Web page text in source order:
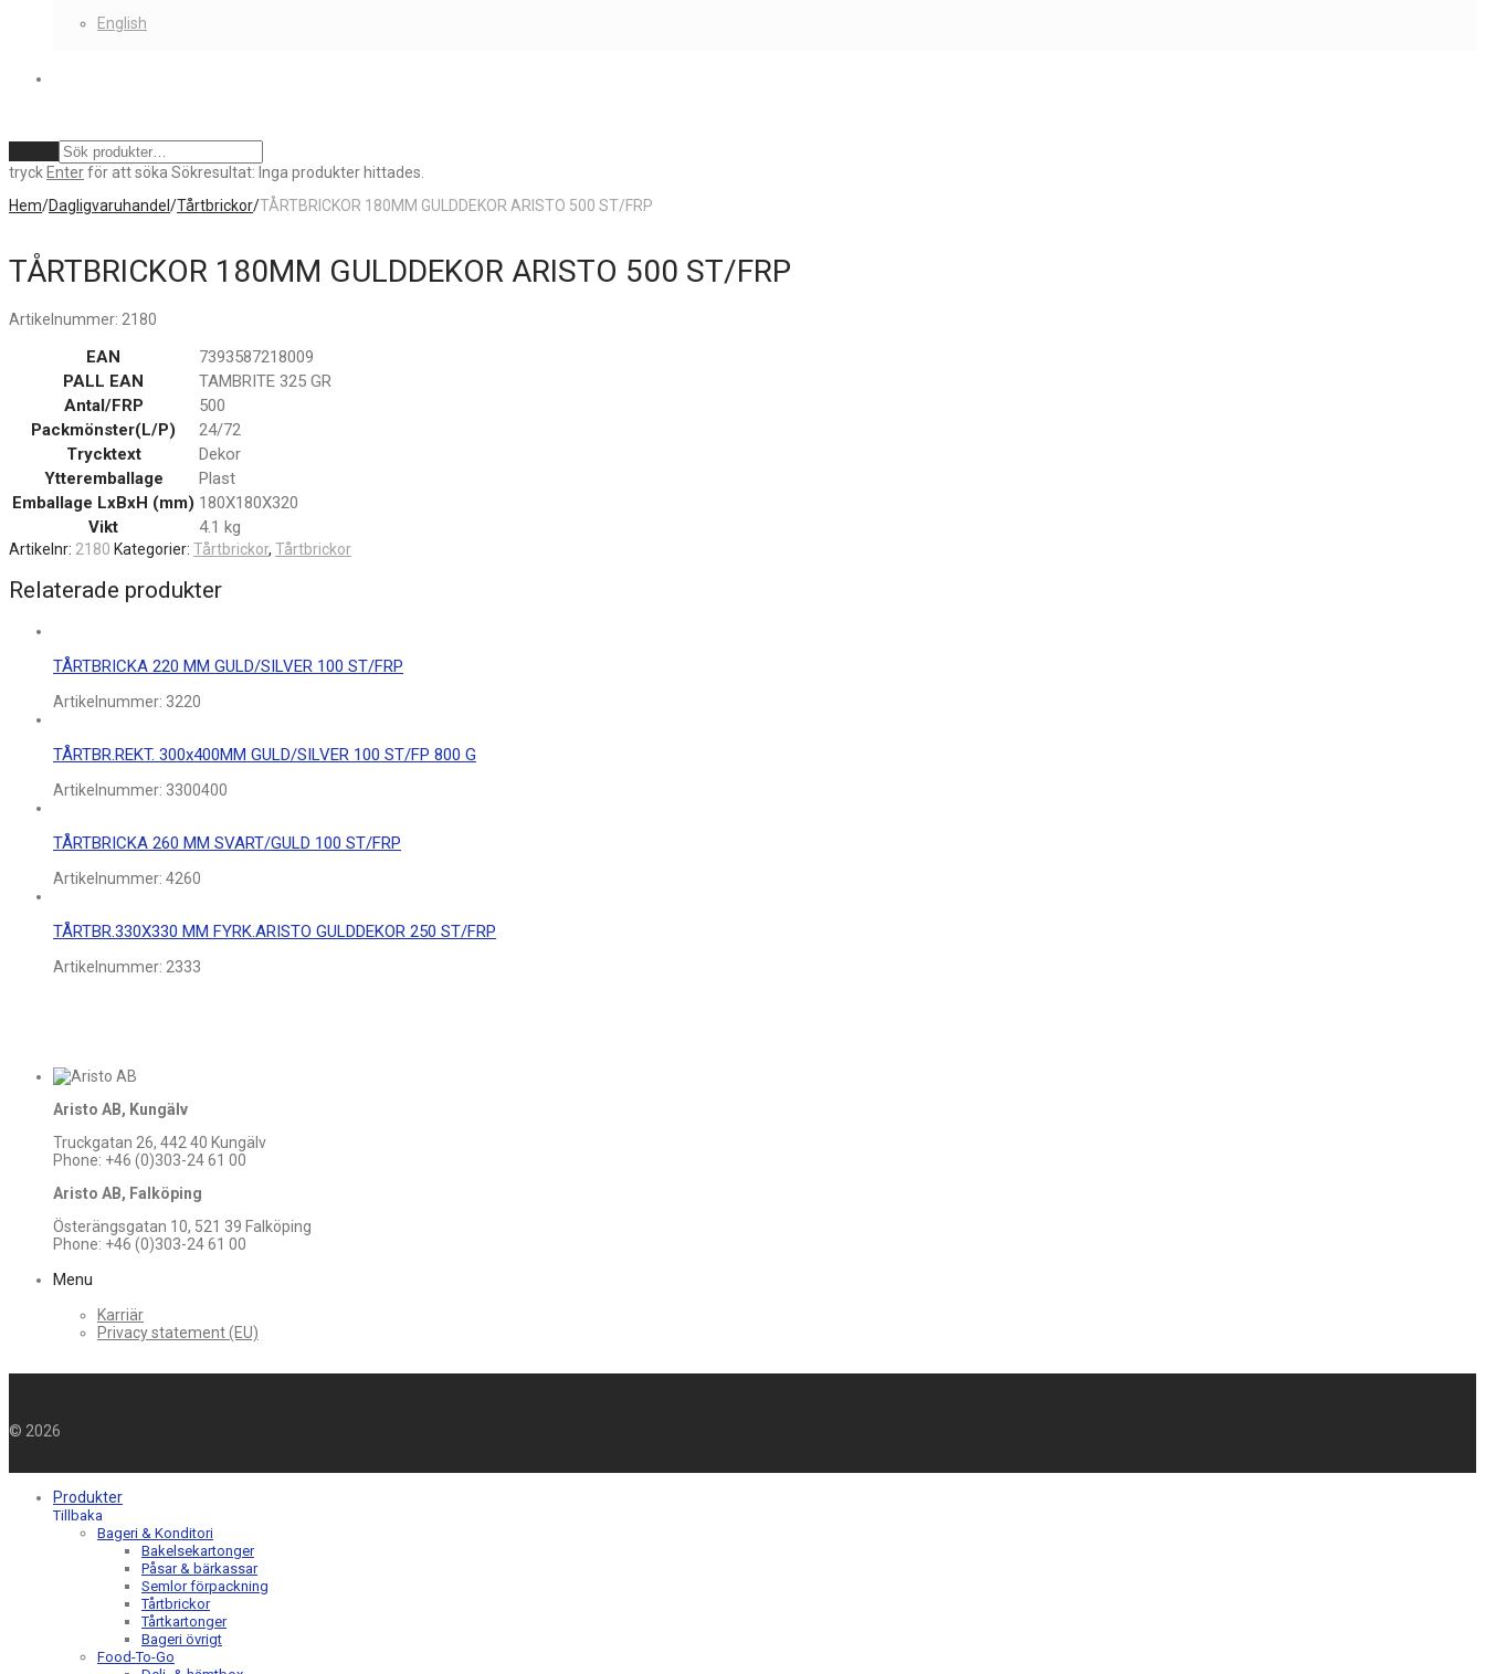
English
tryck Enterför att söka Sökresultat: Inga produkter hittades.
Hem/Dagligvaruhandel /Tårtbrickor/TÅRTBRICKOR 180MM GULDDEKOR ARISTO 500 ST/FRP
TÅRTBRICKOR 180MM GULDDEKOR ARISTO 500 ST/FRP
Artikelnummer: 2180
EAN
7393587218009
PALL EAN
TAMBRITE 325 GR
Antal/FRP
500
Packmönster(L/P)
24/72
Trycktext
Dekor
Ytteremballage
Plast
Emballage LxBxH (mm) 180X180X320
Vikt
4.1 kg
Artikelnr: 2180 Kategorier: Tårtbrickor, Tårtbrickor
Relaterade produkter
TÅRTBRICKA 220 MM GULD/SILVER 100 ST/FRP
Artikelnummer: 3220
TÅRTBR.REKT. 300x400MM GULD/SILVER 100 ST/FP 800 G
Artikelnummer: 3300400
TÅRTBRICKA 260 MM SVART/GULD 100 ST/FRP
Artikelnummer: 4260
TÅRTBR.330X330 MM FYRK.ARISTO GULDDEKOR 250 ST/FRP
Artikelnummer: 2333
Aristo AB, Kungälv
Truckgatan 26, 442 40 Kungälv
Phone: +46 (0)303-24 61 00
Aristo AB, Falköping
Österängsgatan 10, 521 39 Falköping
Phone: +46 (0)303-24 61 00
Menu
Karriär
Privacy statement (EU)
© 2026
Produkter
Tillbaka
Bageri & Konditori
Bakelsekartonger
Påsar & bärkassar
Semlor förpackning
Tårtbrickor
Tårtkartonger
Bageri övrigt
Food-To-Go